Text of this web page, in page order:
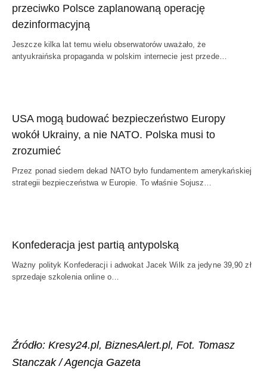
przeciwko Polsce zaplanowaną operację
dezinformacyjną
Jeszcze kilka lat temu wielu obserwatorów uważało, że
antyukraińska propaganda w polskim internecie jest przede…
USA mogą budować bezpieczeństwo Europy
wokół Ukrainy, a nie NATO. Polska musi to
zrozumieć
Przez ponad siedem dekad NATO było fundamentem amerykańskiej
strategii bezpieczeństwa w Europie. To właśnie Sojusz…
Konfederacja jest partią antypolską
Ważny polityk Konfederacji i adwokat Jacek Wilk za jedyne 39,90 zł
sprzedaje szkolenia online o…
Źródło: Kresy24.pl, BiznesAlert.pl, Fot. Tomasz
Stanczak / Agencja Gazeta